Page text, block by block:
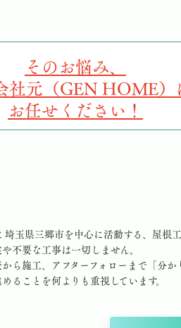
そのお悩み、
社元（GEN HOME）
お任せください！
埼玉県三郷市を中心に活動する、屋根
不要な工事は一切しません。
ら施工、アフターフォローまで「分
ることを何よりも重視しています。